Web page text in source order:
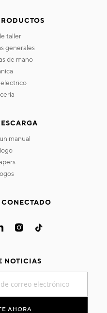
taller
generales
de mano
electrico
manual
NOTICIAS
AHORA